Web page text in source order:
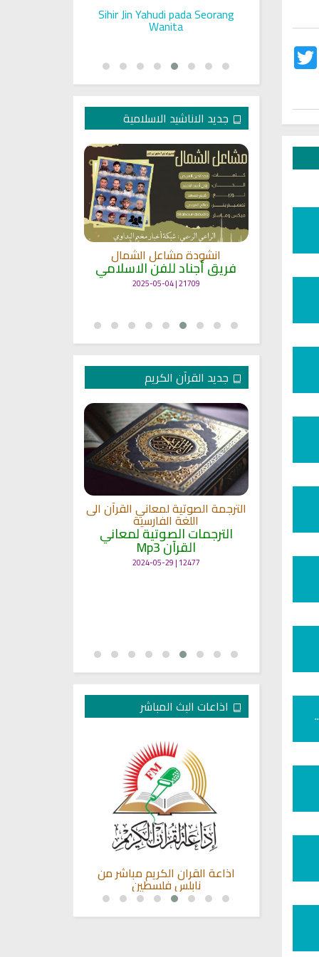
Twitter
Rashid Al Afasy Mp3 الرقية
Sihir Jin Yahudi pada Seorang
Wanita
جديد الاناشيد الاسلامية
انشودة مشاعل الشمال
فريق أجناد للفن الاسلامي
21709 | 2025-05-04
جديد القرآن الكريم
اللغة
الترجمة الصوتية لمعاني القرآن الى
اللغة الفارسية
الترجمات الصوتية لمعاني
القرآن Mp3
12477 | 2024-05-29
اذاعات البث المباشر
اذاعة القران الكريم مباشر من
نابلس فلسطين